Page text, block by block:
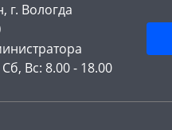
г. Вологда
Вс: 8.00 - 18.00